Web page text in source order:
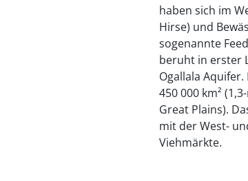
haben sich im
Hirse) und
sogenannte
beruht in erster
Ogallala
450 000 km²
Great Plains).
mit der West-
Viehmärkte.